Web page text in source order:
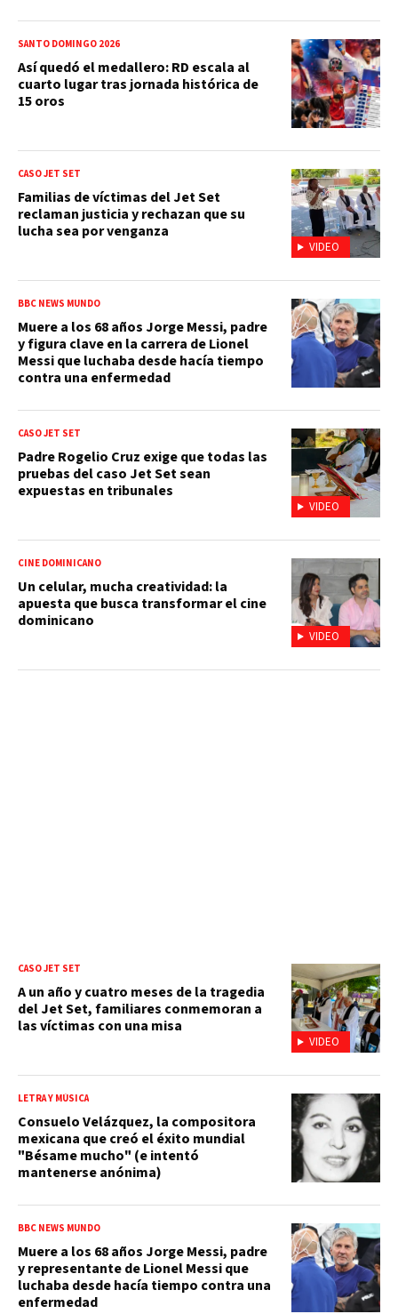
SANTO DOMINGO 2026
Así quedó el medallero: RD escala al
cuarto lugar tras jornada histórica de
15 oros
VIDEO
CASO JET SET
Familias de víctimas del Jet Set
reclaman justicia y rechazan que su
lucha sea por venganza
BBC NEWS MUNDO
Muere a los 68 años Jorge Messi, padre
y figura clave en la carrera de Lionel
Messi que luchaba desde hacía tiempo
contra una enfermedad
VIDEO
CASO JET SET
Padre Rogelio Cruz exige que todas las
pruebas del caso Jet Set sean
expuestas en tribunales
VIDEO
CINE DOMINICANO
Un celular, mucha creatividad: la
apuesta que busca transformar el cine
dominicano
VIDEO
CASO JET SET
A un año y cuatro meses de la tragedia
del Jet Set, familiares conmemoran a
las víctimas con una misa
LETRA Y MÚSICA
Consuelo Velázquez, la compositora
mexicana que creó el éxito mundial
"Bésame mucho" (e intentó
mantenerse anónima)
BBC NEWS MUNDO
Muere a los 68 años Jorge Messi, padre
y representante de Lionel Messi que
luchaba desde hacía tiempo contra una
enfermedad